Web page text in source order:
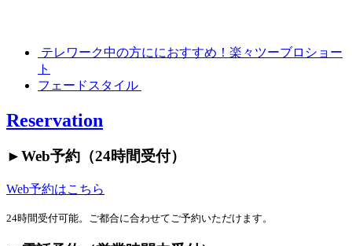
テレワーク中の方ににおすすめ！楽々ツーブロショー
ト
フェードスタイル
Reservation
►︎Web予約（24時間受付）
Web予約はこちら
24時間受付可能。ご都合に合わせてご予約いただけます。